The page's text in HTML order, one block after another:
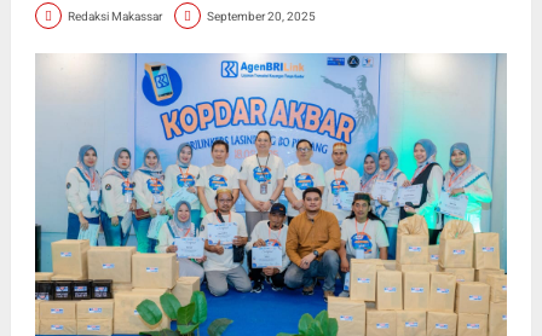
Redaksi Makassar September 20, 2025